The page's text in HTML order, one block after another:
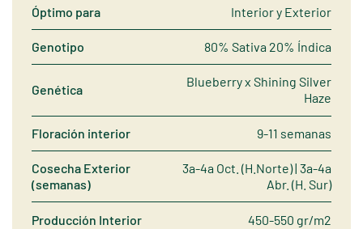
Óptimo para Interior y Exterior
Genotipo 80% Sativa 20% Índica
Genética
Blueberry x Shining Silver
Haze
Floración interior 9-11 semanas
Cosecha Exterior
(semanas)
3a-4a Oct. (H.Norte) | 3a-4a
Abr. (H. Sur)
Producción Interior 450-550 gr/m2